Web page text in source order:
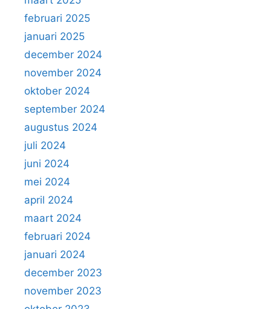
februari 2025
januari 2025
december 2024
november 2024
oktober 2024
september 2024
augustus 2024
juli 2024
juni 2024
mei 2024
april 2024
maart 2024
februari 2024
januari 2024
december 2023
november 2023